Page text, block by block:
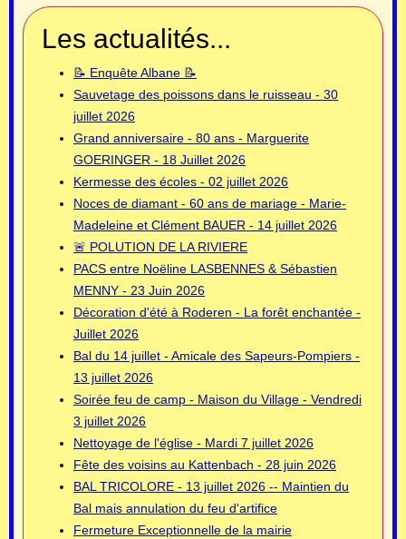
Les actualités...
📝 Enquête Albane 📝
Sauvetage des poissons dans le ruisseau - 30
juillet 2026
Grand anniversaire - 80 ans - Marguerite
GOERINGER - 18 Juillet 2026
Kermesse des écoles - 02 juillet 2026
Noces de diamant - 60 ans de mariage - Marie-
Madeleine et Clément BAUER - 14 juillet 2026
🚨 POLUTION DE LA RIVIERE
PACS entre Noëline LASBENNES & Sébastien
MENNY - 23 Juin 2026
Décoration d'été à Roderen - La forêt enchantée -
Juillet 2026
Bal du 14 juillet - Amicale des Sapeurs-Pompiers -
13 juillet 2026
Soirée feu de camp - Maison du Village - Vendredi
3 juillet 2026
Nettoyage de l'église - Mardi 7 juillet 2026
Fête des voisins au Kattenbach - 28 juin 2026
BAL TRICOLORE - 13 juillet 2026 -- Maintien du
Bal mais annulation du feu d'artifice
Fermeture Exceptionnelle de la mairie